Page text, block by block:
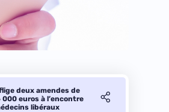
deux amendes de
euros à l’encontre
libéraux